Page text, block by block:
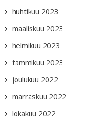
huhtikuu 2023
maaliskuu 2023
helmikuu 2023
tammikuu 2023
joulukuu 2022
marraskuu 2022
lokakuu 2022